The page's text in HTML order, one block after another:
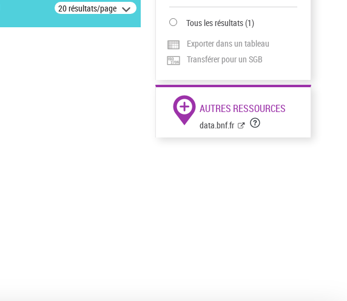
20 résultats/page
Tous les résultats(1)
Exporter dans un tableau
Transférer pour un SGB
AUTRES RESSOURCES
data.bnf.fr